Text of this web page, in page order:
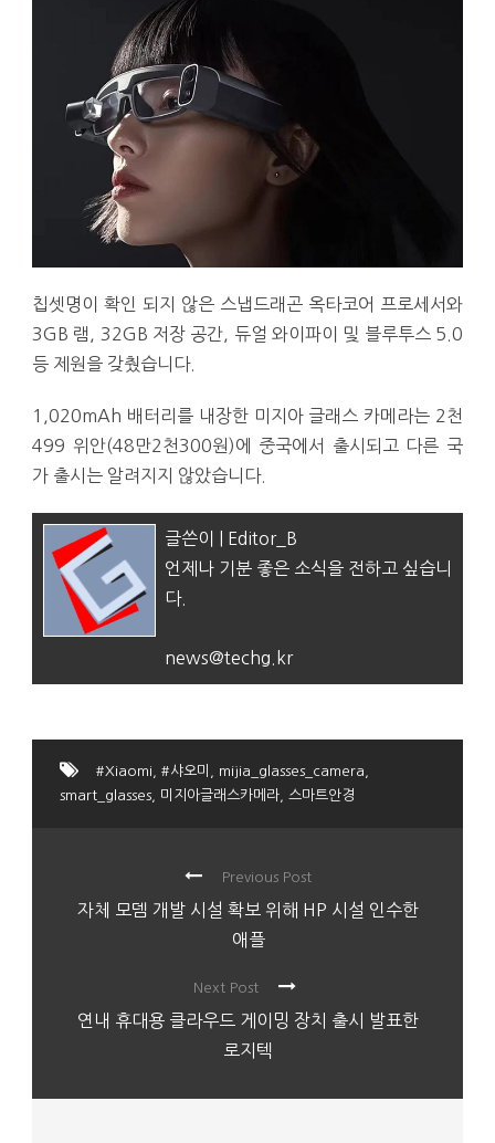
칩셋명이 확인 되지 않은 스냅드래곤 옥타코어 프로세서와
3GB 램, 32GB 저장 공간, 듀얼 와이파이 및 블루투스 5.0
등 제원을 갖췄습니다.
1,020mAh 배터리를 내장한 미지아 글래스 카메라는 2천
499 위안(48만2천300원)에 중국에서 출시되고 다른 국
가 출시는 알려지지 않았습니다.
글쓴이 | Editor_B
언제나 기분 좋은 소식을 전하고 싶습니
다.
news@techg.kr
#Xiaomi #샤오미 mijia_glasses_camera
smart_glasses
미지아글래스카메라 스마트안경
Previous Post
자체 모뎀 개발 시설 확보 위해 HP 시설 인수한
애플
Next Post
연내 휴대용 클라우드 게이밍 장치 출시 발표한
로지텍